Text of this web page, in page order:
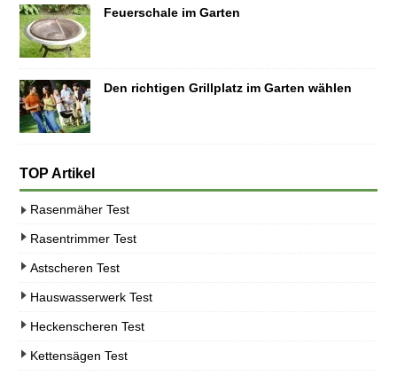
Feuerschale im Garten
Den richtigen Grillplatz im Garten wählen
TOP Artikel
Rasenmäher Test
Rasentrimmer Test
Astscheren Test
Hauswasserwerk Test
Heckenscheren Test
Kettensägen Test